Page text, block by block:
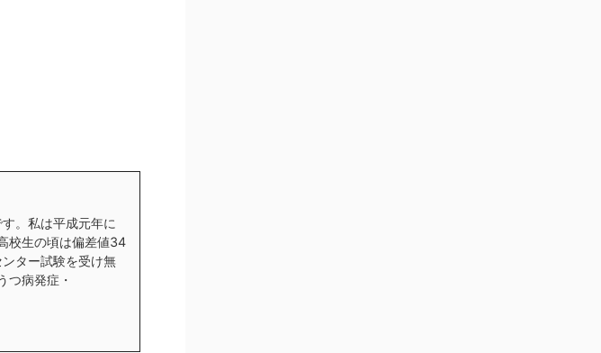
。私は平成元年に
校生の頃は偏差値34
ター試験を受け無
つ病発症・